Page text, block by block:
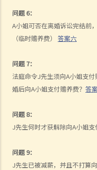
问题 6：
A小姐可否在离婚诉讼完结前
（临时赡养费） 答案六
问题 7：
法庭命令J先生须向A小姐支
婚后向A小姐支付赡养费？ 答
问题 8：
J先生何时才获解除向A小姐支
问题 9：
J先生已被减薪，并且不打算
I. 同居
A. 香港不接纳「事实婚姻」
B. 遗产分配
D. 父母的权利
E. 同居关系双方分手
1. 婚前协议和同居协议有甚么区
未婚。我们的孩子也能获得香
3. 如果我在与伴侣同居时对其
J. 变性人的婚姻